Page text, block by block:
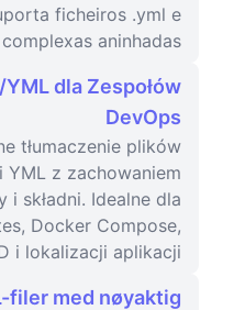
ficheiros .yml e
aninhadas.
YML dla Zespołów
DevOps
tłumaczenie plików
YML z zachowaniem
i składni. Idealne dla
Docker Compose,
i lokalizacji aplikacji.
filer med nøyaktig